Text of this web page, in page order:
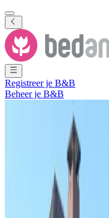
Registreer je B&B
Beheer je B&B
B and the
Limburg,